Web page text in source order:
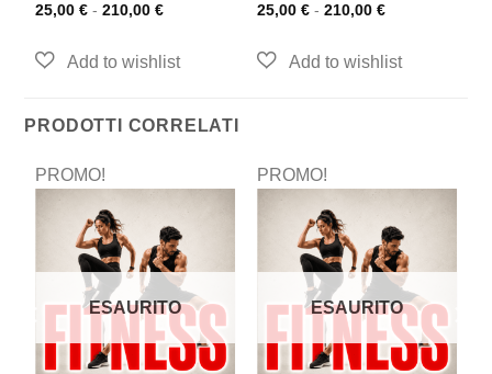
25,00€ - 210,00€
25,00 € - 210,00 €
PRODOTTI CORRELATI
PROMO!
ESAURITO
PROMO!
ESAURITO